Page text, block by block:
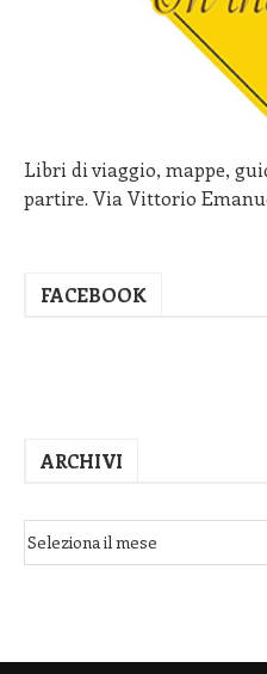
Libri di viaggio, mappe,
partire. Via Vittorio
FACEBOOK
ARCHIVI